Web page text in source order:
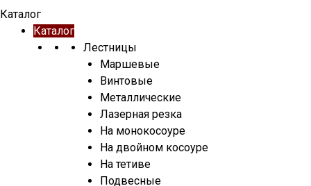
Каталог
Каталог
Лестницы
Маршевые
Винтовые
Металлические
Лазерная резка
На монокосоуре
На двойном косоуре
На тетиве
Подвесные